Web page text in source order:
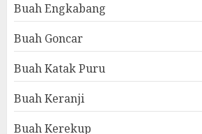
Buah Engkabang
Buah Goncar
Buah Katak Puru
Buah Keranji
Buah Kerekup